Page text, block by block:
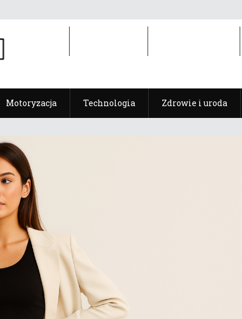
Motoryzacja Technologia Zdrowie i uroda